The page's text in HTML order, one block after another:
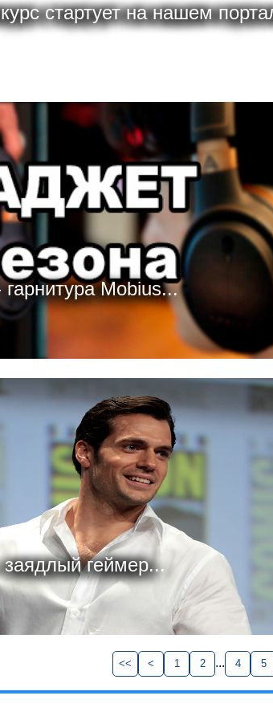
стартует на нашем
Mobius...
геймер...
<< < 1 2 ... 4 5